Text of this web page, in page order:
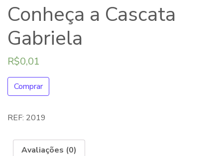
Conheça a Cascata
Gabriela
R$0,01
Comprar
REF: 2019
Avaliações (0)